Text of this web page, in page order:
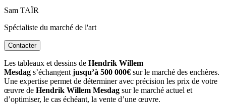
Sam TAÏR
Spécialiste du marché de l'art
Contacter
Les tableaux et dessins de Hendrik Willem
Mesdag s’échangent jusqu’à 500 000€ sur le marché des enchères.
Une expertise permet de déterminer avec précision les prix de votre
œuvre de Hendrik Willem Mesdag sur le marché actuel et
d’optimiser, le cas échéant, la vente d’une œuvre.